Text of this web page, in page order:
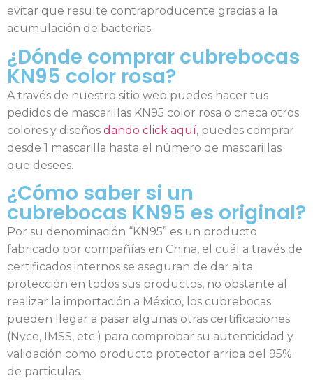
evitar que resulte contraproducente gracias a la
acumulación de bacterias.
¿Dónde comprar cubrebocas
KN95 color rosa?
A través de nuestro sitio web puedes hacer tus
pedidos de mascarillas KN95 color rosa o checa otros
colores y diseños dando click aquí, puedes comprar
desde 1 mascarilla hasta el número de mascarillas
que desees.
¿Cómo saber si un
cubrebocas KN95 es original?
Por su denominación “KN95” es un producto
fabricado por compañías en China, el cuál a través de
certificados internos se aseguran de dar alta
protección en todos sus productos, no obstante al
realizar la importación a México, los cubrebocas
pueden llegar a pasar algunas otras certificaciones
(Nyce, IMSS, etc.) para comprobar su autenticidad y
validación como producto protector arriba del 95%
de particulas.